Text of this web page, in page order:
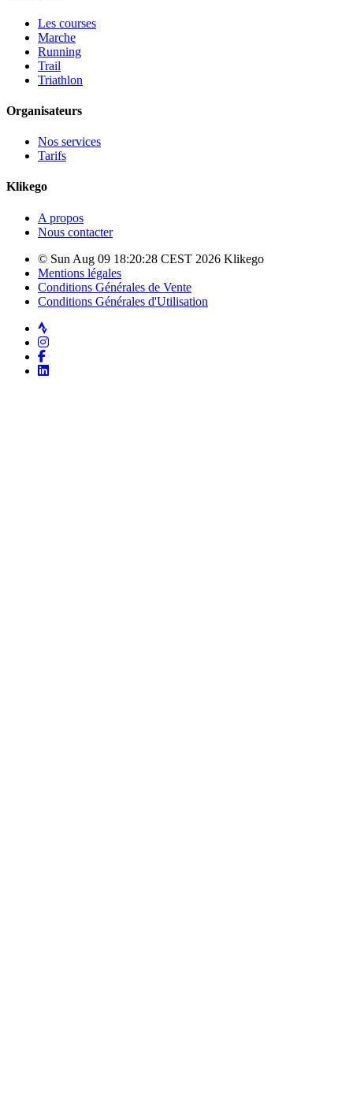
Les courses
Marche
Running
Trail
Triathlon
Organisateurs
Nos services
Tarifs
Klikego
A propos
Nous contacter
© Sun Aug 09 18:20:28 CEST 2026 Klikego
Mentions légales
Conditions Générales de Vente
Conditions Générales d'Utilisation
Strava
Instagram
Facebook
LinkedIn